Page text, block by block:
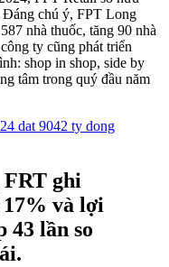
Đáng chú ý, FPT Long
nhà thuốc, tăng 90 nhà
ty cũng phát triển
shop in shop, side by
tâm trong quý đầu năm
FRT ghi
và lợi
43 lần so